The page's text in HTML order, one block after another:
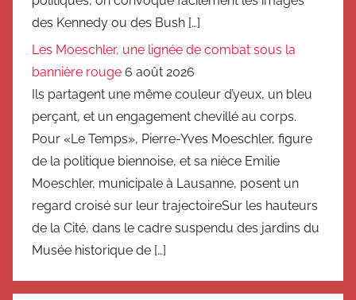
des Kennedy ou des Bush […]
Les Moeschler, une lignée de combat sous la
bannière rouge 6 août 2026
Ils partagent une même couleur d’yeux, un bleu
perçant, et un engagement chevillé au corps.
Pour «Le Temps», Pierre-Yves Moeschler, figure
de la politique biennoise, et sa nièce Emilie
Moeschler, municipale à Lausanne, posent un
regard croisé sur leur trajectoireSur les hauteurs
de la Cité, dans le cadre suspendu des jardins du
Musée historique de […]